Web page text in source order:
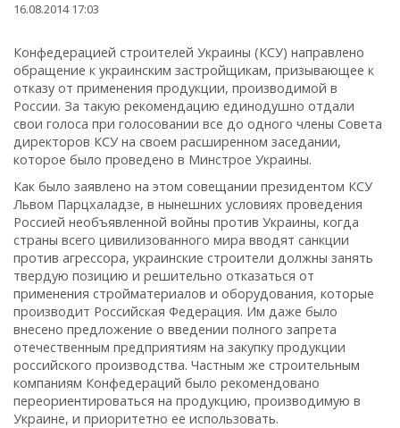
16.08.2014 17:03
Конфедерацией строителей Украины (КСУ) направлено
обращение к украинским застройщикам, призывающее к
отказу от применения продукции, производимой в
России. За такую рекомендацию единодушно отдали
свои голоса при голосовании все до одного члены Совета
директоров КСУ на своем расширенном заседании,
которое было проведено в Минстрое Украины.
Как было заявлено на этом совещании президентом КСУ
Львом Парцхаладзе, в нынешних условиях проведения
Россией необъявленной войны против Украины, когда
страны всего цивилизованного мира вводят санкции
против агрессора, украинские строители должны занять
твердую позицию и решительно отказаться от
применения стройматериалов и оборудования, которые
производит Российская Федерация. Им даже было
внесено предложение о введении полного запрета
отечественным предприятиям на закупку продукции
российского производства. Частным же строительным
компаниям Конфедераций было рекомендовано
переориентироваться на продукцию, производимую в
Украине, и приоритетно ее использовать.